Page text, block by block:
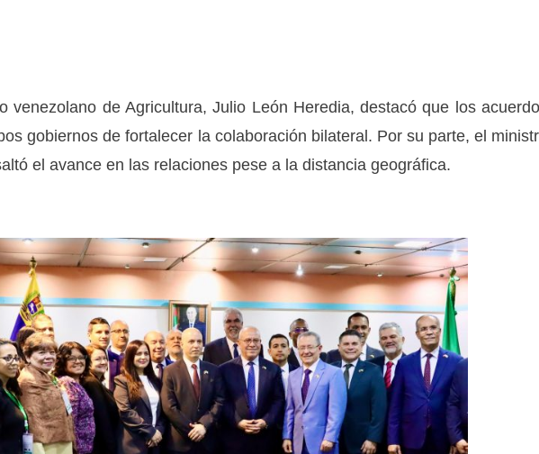
venezolano de Agricultura, Julio León Heredia, destacó que los
gobiernos de fortalecer la colaboración bilateral. Por su parte, el
el avance en las relaciones pese a la distancia geográfica.